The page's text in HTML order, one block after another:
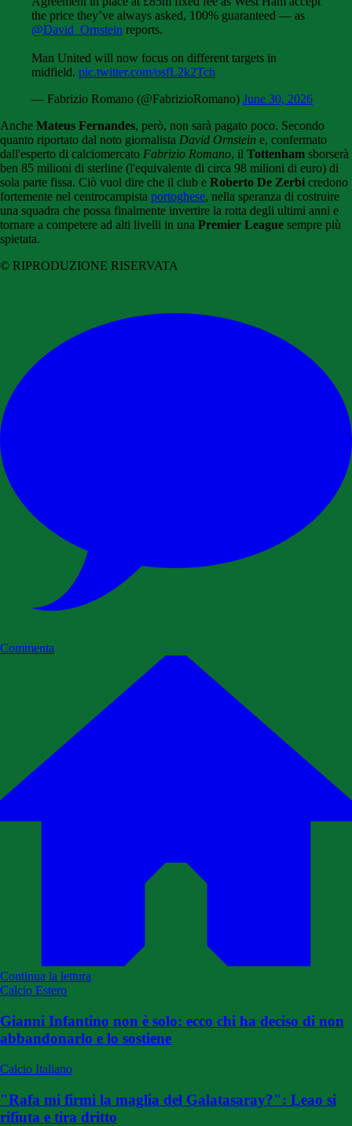
the price they’ve always asked, 100% guaranteed — as
@David_Ornstein reports.
Man United will now focus on different targets in
midfield. pic.twitter.com/osfL2k2Tch
— Fabrizio Romano (@FabrizioRomano) June 30, 2026
Anche Mateus Fernandes, però, non sarà pagato poco. Secondo
quanto riportato dal noto giornalista David Ornstein e, confermato
dall'esperto di calciomercato Fabrizio Romano, il Tottenham sborserà
ben 85 milioni di sterline (l'equivalente di circa 98 milioni di euro) di
sola parte fissa. Ciò vuol dire che il club e Roberto De Zerbi credono
fortemente nel centrocampista portoghese, nella speranza di costruire
una squadra che possa finalmente invertire la rotta degli ultimi anni e
tornare a competere ad alti livelli in una Premier League sempre più
spietata.
© RIPRODUZIONE RISERVATA
Commenta
Continua la lettura
Calcio Estero
Gianni Infantino non è solo: ecco chi ha deciso di non
abbandonarlo e lo sostiene
Calcio Italiano
"Rafa mi firmi la maglia del Galatasaray?": Leao si
rifiuta e tira dritto